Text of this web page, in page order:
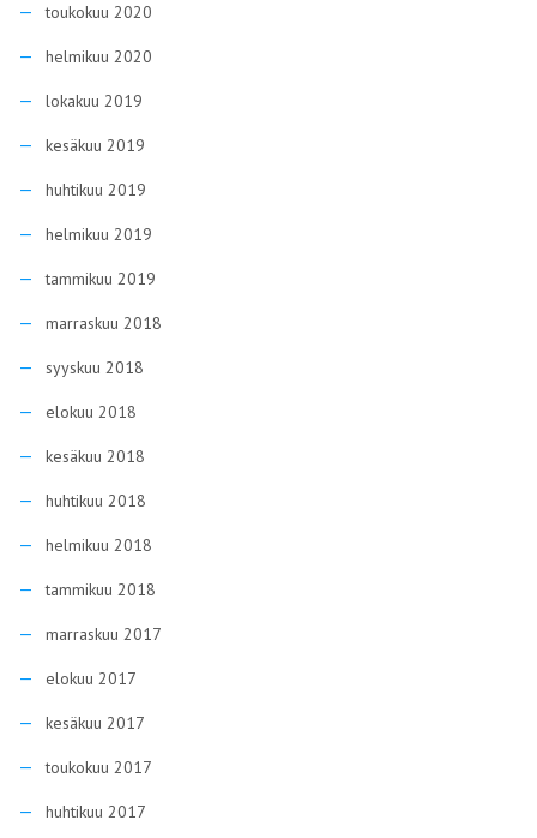
toukokuu 2020
helmikuu 2020
lokakuu 2019
kesäkuu 2019
huhtikuu 2019
helmikuu 2019
tammikuu 2019
marraskuu 2018
syyskuu 2018
elokuu 2018
kesäkuu 2018
huhtikuu 2018
helmikuu 2018
tammikuu 2018
marraskuu 2017
elokuu 2017
kesäkuu 2017
toukokuu 2017
huhtikuu 2017